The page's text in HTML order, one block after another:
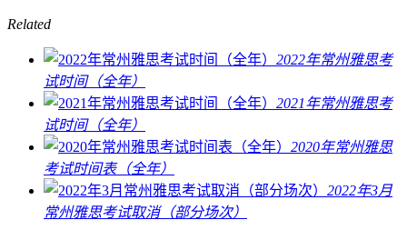
Related
2022年常州雅思考
试时间（全年）
2021年常州雅思考
试时间（全年）
2020年常州雅思
考试时间表（全年）
2022年3月
常州雅思考试取消（部分场次）